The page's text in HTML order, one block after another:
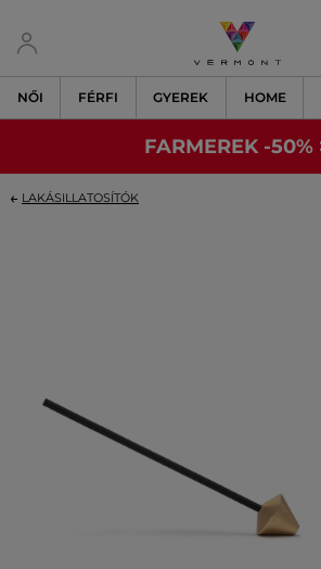
NŐI FÉRFI GYEREK HOME
FARMEREK -50%
LAKÁSILLATOSÍTÓK